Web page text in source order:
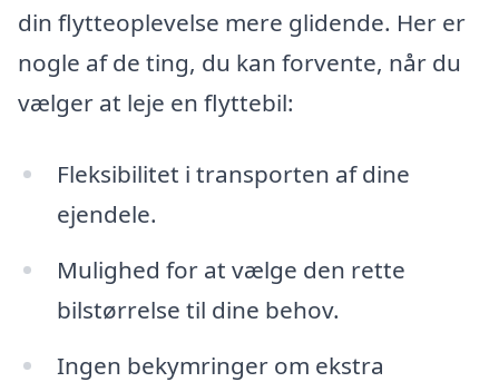
din flytteoplevelse mere glidende. Her er
nogle af de ting, du kan forvente, når du
vælger at leje en flyttebil:
Fleksibilitet i transporten af dine
ejendele.
Mulighed for at vælge den rette
bilstørrelse til dine behov.
Ingen bekymringer om ekstra